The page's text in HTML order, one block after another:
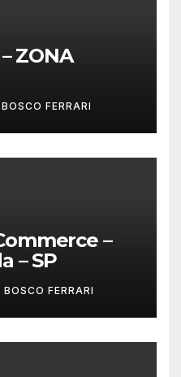
ZONA
FERRARI
–
– SP
FERRARI